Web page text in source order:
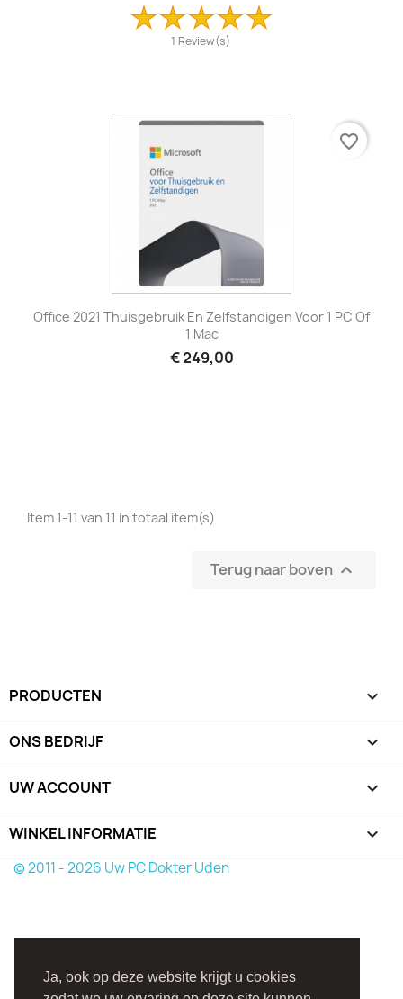
Ja, ook op deze website krijgt u cookies
1 Review(s)
Office 2021 Thuisgebruik En Zelfstandigen Voor 1 PC Of
1 Mac
€ 249,00
favorite_border
Item 1-11 van 11 in totaal item(s)
Terug naar boven 
PRODUCTEN 
ONS BEDRIJF 
UW ACCOUNT 
WINKEL INFORMATIE keyboard_arrow_down
© 2011 - 2026 Uw PC Dokter Uden